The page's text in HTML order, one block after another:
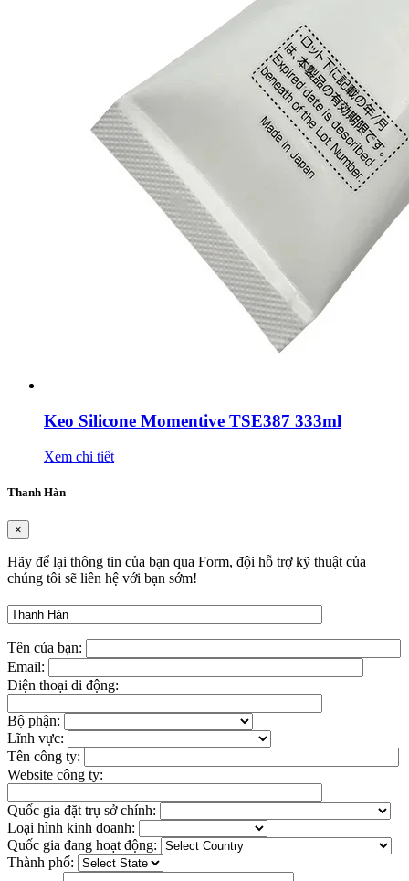
Keo Silicone Momentive TSE387 333ml
Xem chi tiết
Thanh Hàn
×
Hãy để lại thông tin của bạn qua Form, đội hỗ trợ kỹ thuật của
chúng tôi sẽ liên hệ với bạn sớm!
Tên của bạn:
Email:
Điện thoại di động:
Bộ phận:
Lĩnh vực:
Tên công ty:
Website công ty:
Quốc gia đặt trụ sở chính:
Loại hình kinh doanh:
Quốc gia đang hoạt động:
Thành phố: